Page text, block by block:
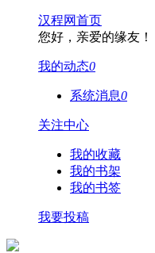
汉程网首页
您好，亲爱的缘友！
我的动态0
系统消息0
关注中心
我的收藏
我的书架
我的书签
我要投稿